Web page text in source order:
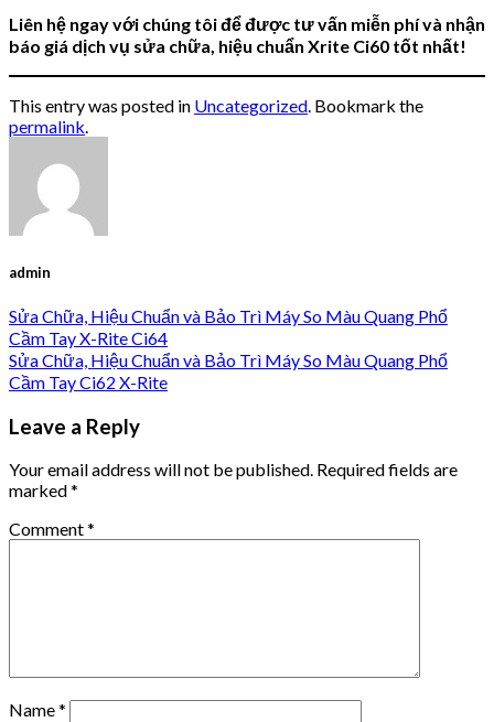
Liên hệ ngay với chúng tôi để được tư vấn miễn phí và nhận
báo giá dịch vụ sửa chữa, hiệu chuẩn Xrite Ci60 tốt nhất!
This entry was posted in Uncategorized . Bookmark the
permalink
admin
Sửa Chữa, Hiệu Chuẩn và Bảo Trì Máy So Màu Quang Phổ
Cầm Tay X-Rite Ci64
Sửa Chữa, Hiệu Chuẩn và Bảo Trì Máy So Màu Quang Phổ
Cầm Tay Ci62 X-Rite
Leave a Reply
Your email address will not be published. Required fields are
marked*
Comment*
Name*